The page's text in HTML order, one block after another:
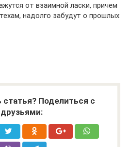
от взаимной ласки, причем
надолго забудут о прошлых
статья? Поделиться с
друзьями: